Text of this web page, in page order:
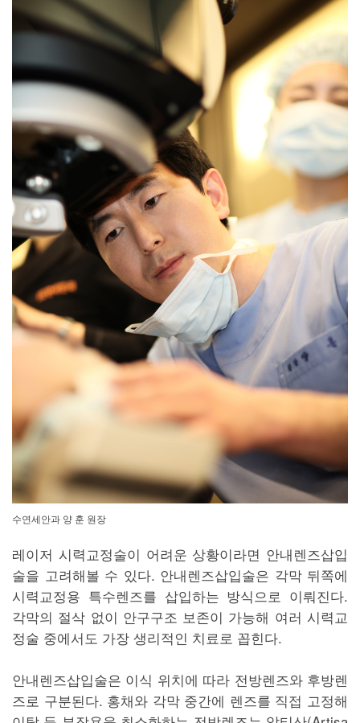
수연세안과 양 훈 원장
레이저 시력교정술이 어려운 상황이라면 안내렌즈삽입
술을 고려해볼 수 있다. 안내렌즈삽입술은 각막 뒤쪽에
시력교정용 특수렌즈를 삽입하는 방식으로 이뤄진다.
각막의 절삭 없이 안구구조 보존이 가능해 여러 시력교
정술 중에서도 가장 생리적인 치료로 꼽힌다.
안내렌즈삽입술은 이식 위치에 따라 전방렌즈와 후방렌
즈로 구분된다. 홍채와 각막 중간에 렌즈를 직접 고정해